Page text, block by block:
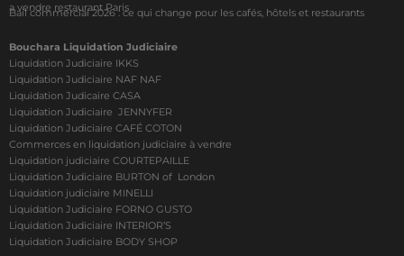
a vendre restaurant Paris
Bail commercial 2026 : ce qui change pour les cafés, hôtels et restaurants
Bouchara Liquidation Judiciaire
Liquidation Judiciaire IKKS
Liquidation Judiciaire NAF NAF
Liquidation Judicaire CASA
Liquidation Judiciaire JENNYFER
Liquidation Judiciaire CAFÉ COTON
Commerces en liquidation judiciaire à vendre
Liquidation judiciaire COURTEPAILLE
Liquidation Judiciaire BURTON of London
Liquidation judiciaire MINELLI
Liquidation Judiciaire FORNO GUSTO
Liquidation Judiciaire INTERIOR’S
Liquidation Judiciaire BODY SHOP